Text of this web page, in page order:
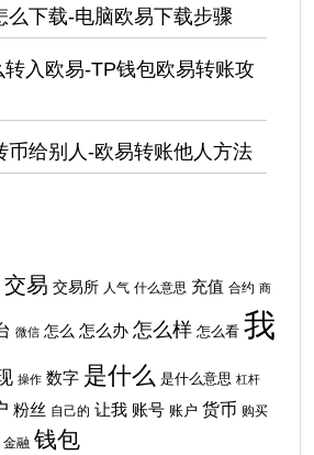
么下载-电脑欧易下载步骤
入欧易-TP钱包欧易转账攻
币给别人-欧易转账他人方法
交易 交易所 人气 什么意思 充值 合约 商
微信 怎么 怎么办 怎么样 怎么看 我
操作 数字 是什么 是什么意思 杠杆
粉丝 自己的 让我 账号 账户 货币 购买
金融 钱包